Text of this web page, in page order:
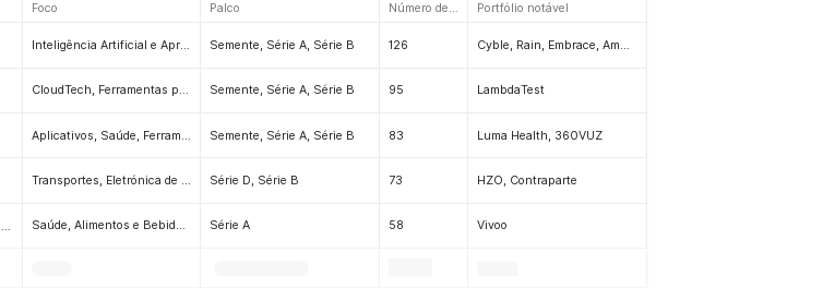
Foco Palco Número de investimentos Portfólio notável
Inteligência Artificial e Aprendizagem Automática (IA/AA), Tecnologia em Nuvem, Cibersegurança, Gestão de Riscos, Tecnologia de RH, Tecnologia Financeira, Big Data e Análise de Dados, Ferramentas de Desenvolvimento, Empresas, Tecnologia da Informação, Aplicações, Ferramentas de Produtividade, SaaS, Software, CRM, Automatização de Vendas, Eventos, Beleza, Comércio Eletrónico, Consumidor Semente, Série A, Série B 126 Cyble, Rain, Embrace, Amplemarket, Regology, Maroo, Superb AI, Proven Skincare
CloudTech, Ferramentas para Desenvolvedores, Garantia de Qualidade Semente, Série A, Série B 95 LambdaTest
Aplicativos, Saúde, Ferramentas de Produtividade, Telecomunicações (TMT), Hardware, Realidade Aumentada e Virtual (AR/VR), Entretenimento e Mídia, Economia Criativa Semente, Série A, Série B 83 Luma Health, 360VUZ
Transportes, Eletrónica de consumo, Hardware, Indústrias, Fabricação, Dispositivos médicos, Inteligência artificial e aprendizagem automática (IA/ML), Big Data e análise de dados, FinTech, InsurTech, Software Série D, Série B 73 HZO, Contraparte
Empreendimentos Globais Saúde, Alimentos e Bebidas, Garantia de Qualidade, Saúde e Bem-Estar Série A 58 Vivoo